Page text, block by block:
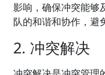
影响，确保冲突能够
队的和谐和协作，避
2. 冲突解决